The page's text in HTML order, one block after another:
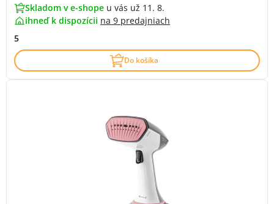
Skladom v e-shope u vás už 11. 8.
ihneď k dispozícii na 9 predajniach
5
Do košíka